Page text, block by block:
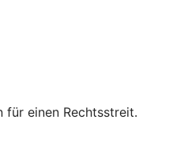
für einen Rechtsstreit.